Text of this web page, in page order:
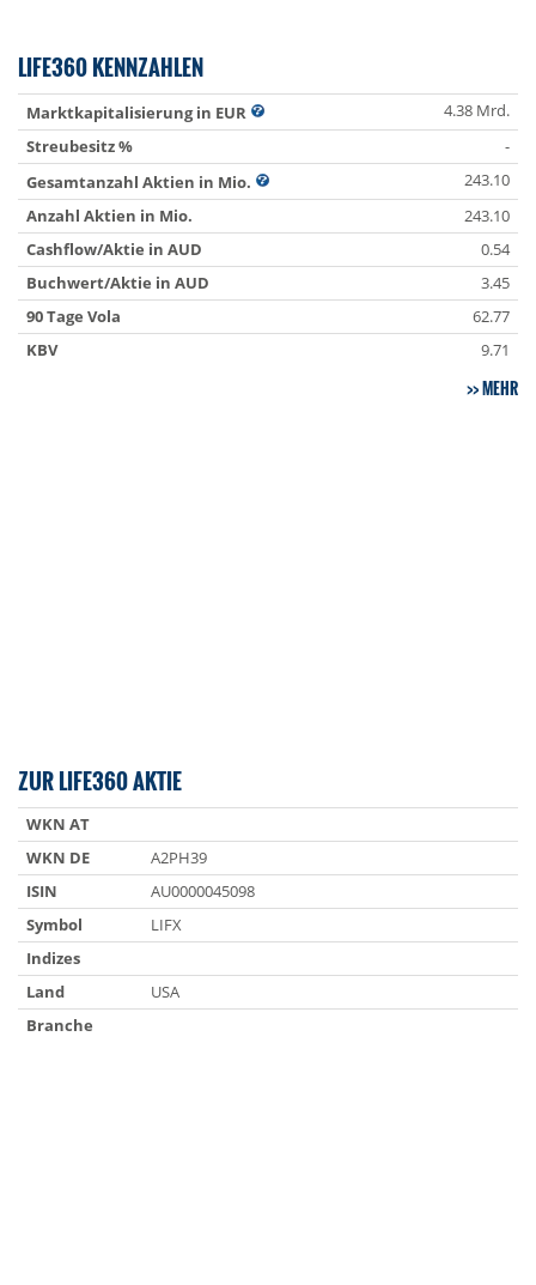
LIFE360 KENNZAHLEN
Marktkapitalisierung in EUR
4.38 Mrd.
Streubesitz %
-
Gesamtanzahl Aktien in Mio.
243.10
Anzahl Aktien in Mio.
243.10
Cashflow/Aktie in AUD
0.54
Buchwert/Aktie in AUD
3.45
90 Tage Vola
62.77
KBV
9.71
MEHR
ZUR LIFE360 AKTIE
WKN AT
WKN DE
A2PH39
ISIN
AU0000045098
Symbol
LIFX
Indizes
Land
USA
Branche